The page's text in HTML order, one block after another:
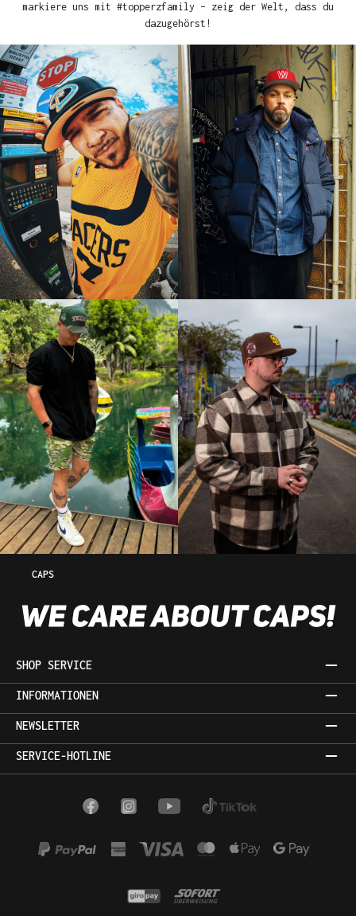
markiere uns mit #topperzfamily – zeig der Welt, dass du
dazugehörst!
CAPS
SHOP SERVICE
INFORMATIONEN
NEWSLETTER
SERVICE-HOTLINE